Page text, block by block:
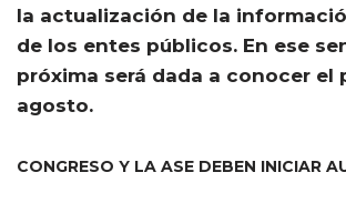
la actualización de la
de los entes públicos. En ese
próxima será dada a conocer el
agosto.
CONGRESO Y LA ASE DEBEN INICIAR